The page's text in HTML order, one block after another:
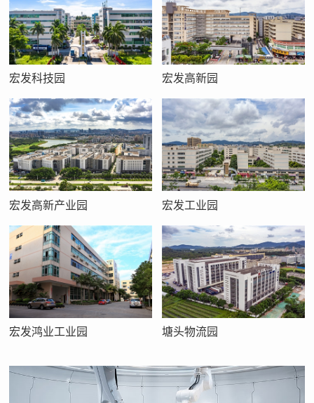
宏发科技园 宏发高新园
宏发高新产业园 宏发工业园
宏发鸿业工业园 塘头物流园